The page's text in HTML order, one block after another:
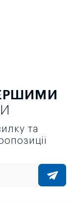
та